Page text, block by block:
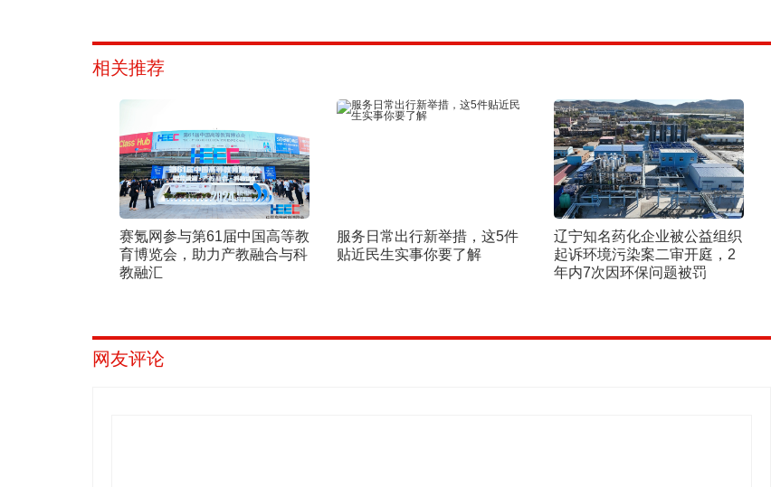
相关推荐
赛氪网参与第61届中国高等教
育博览会，助力产教融合与科
教融汇
服务日常出行新举措，这5件
贴近民生实事你要了解
辽宁知名药化企业被公益组织
起诉环境污染案二审开庭，2
年内7次因环保问题被罚
网友评论